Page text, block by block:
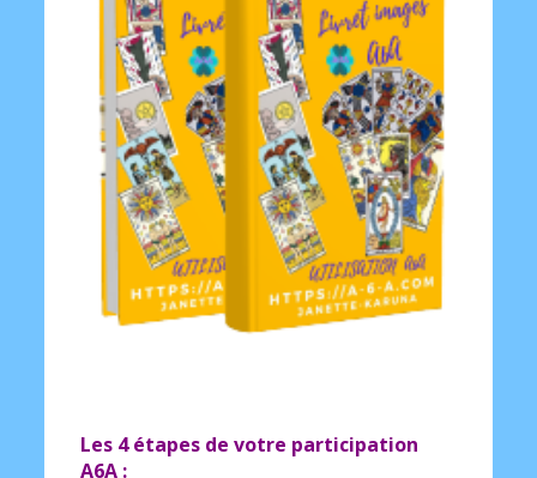
Les 4 étapes de votre participation
A6A :